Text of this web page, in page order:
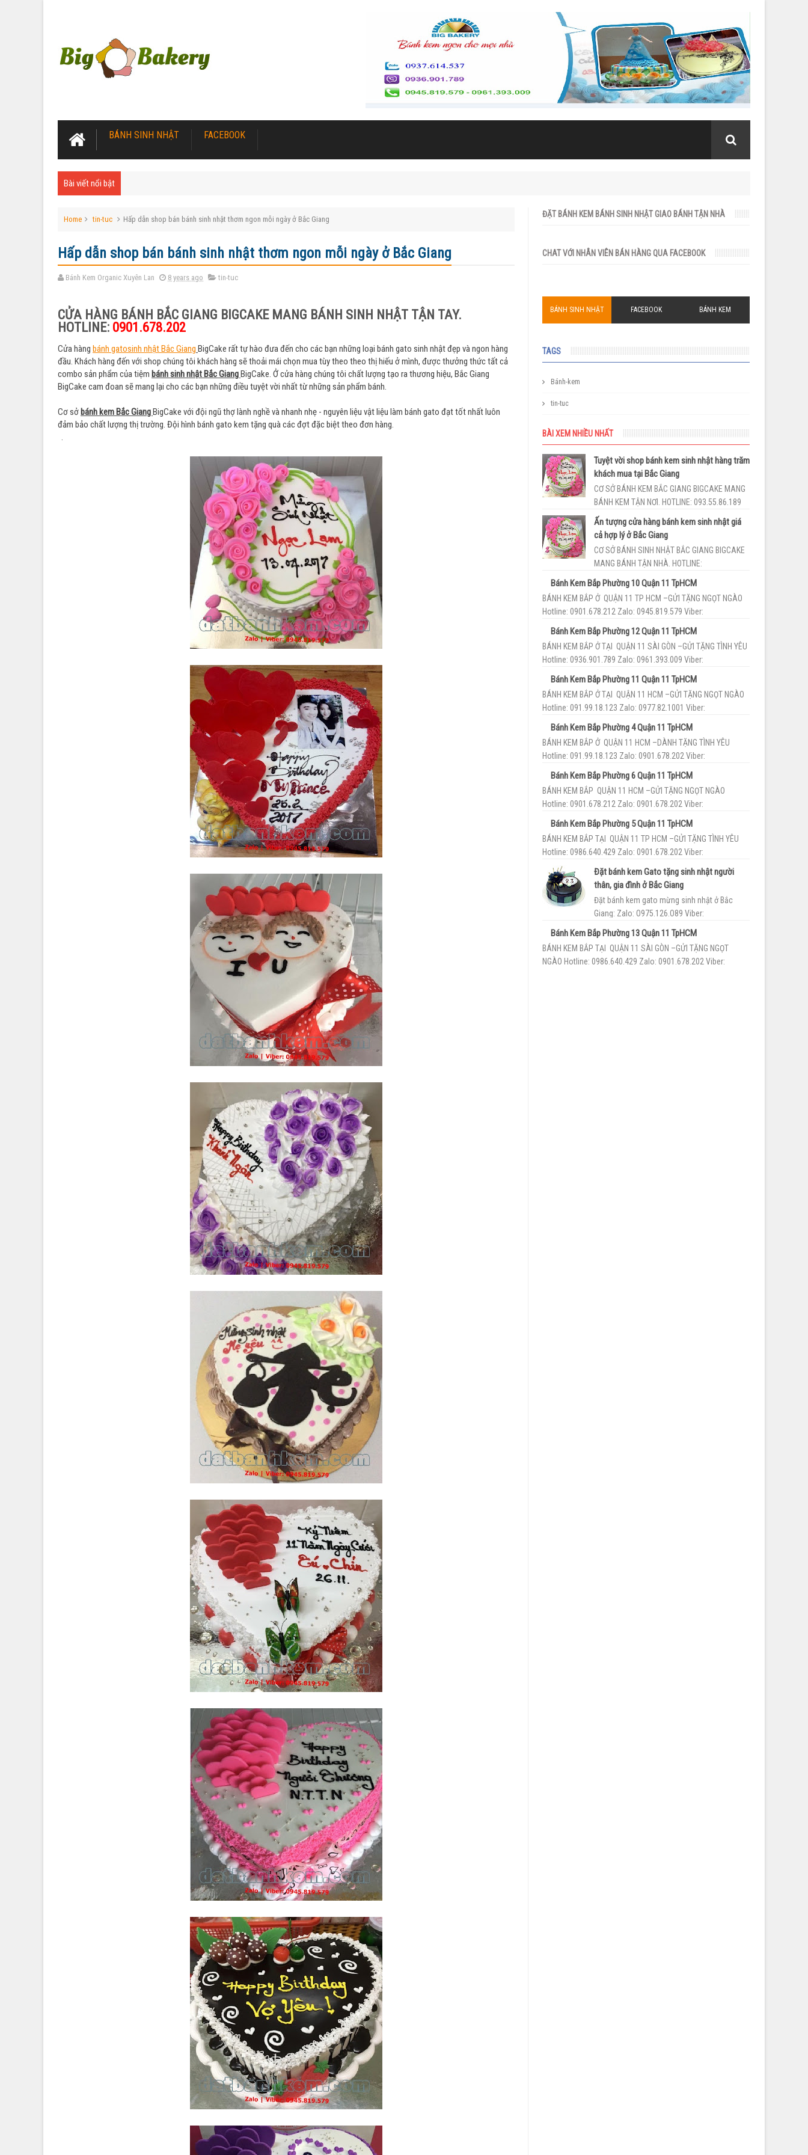
BÁNH SINH NHẬT FACEBOOK
Bài viết nổi bật
Home tin-tuc Hấp dẫn shop bán bánh sinh nhật thơm ngon mỗi ngày ở Bắc Giang
Hấp dẫn shop bán bánh sinh nhật thơm ngon mỗi ngày ở Bắc Giang
Bánh Kem Organic Xuyên Lan 8 years ago tin-tuc
CỬA HÀNG BÁNH BẮC GIANG BIGCAKE MANG BÁNH SINH NHẬT TẬN TAY.
HOTLINE: 0901.678.202
Cửa hàng bánh gatosinh nhật Bắc Giang BigCake rất tự hào đưa đến cho các bạn những loại bánh gato sinh nhật đẹp và ngon hàng
đầu. Khách hàng đến với shop chúng tôi khách hàng sẽ thoải mái chọn mua tùy theo theo thị hiếu ở mình, được thưởng thức tất cả
combo sản phẩm của tiệm bánh sinh nhật Bắc GiangBigCake. Ở cửa hàng chúng tôi chất lượng tạo ra thương hiệu, Bắc Giang
BigCake cam đoan sẽ mang lại cho các bạn những điều tuyệt vời nhất từ những sản phẩm bánh.
Cơ sở bánh kem Bắc GiangBigCake với đội ngũ thợ lành nghề và nhanh nhẹ - nguyên liệu vật liệu làm bánh gato đạt tốt nhất luôn
đảm bảo chất lượng thị trường. Đội hình bánh gato kem tặng quà các đợt đặc biệt theo đơn hàng.
.
ĐẶT BÁNH KEM BÁNH SINH NHẬT GIAO BÁNH TẬN NHÀ
CHAT VỚI NHÂN VIÊN BÁN HÀNG QUA FACEBOOK
BÁNH SINH NHẬT FACEBOOK BÁNH KEM
TAGS
Bánh-kem
tin-tuc
BÀI XEM NHIỀU NHẤT
Tuyệt vời shop bánh kem sinh nhật hàng trăm
khách mua tại Bắc Giang
CƠ SỞ BÁNH KEM BẮC GIANG BIGCAKE MANG
BÁNH KEM TẬN NƠI. HOTLINE: 093.55.86.189
Shop bánh kem BắcGiang BigCake cùng với
phong cách làm...
Ấn tượng cửa hàng bánh kem sinh nhật giá
cả hợp lý ở Bắc Giang
CƠ SỞ BÁNH SINH NHẬT BẮC GIANG BIGCAKE
MANG BÁNH TẬN NHÀ. HOTLINE:
093.55.86.189 Cơ sở bánh sinh nhậtBắc Giang
BigCake với đội ngũ th...
Bánh Kem Bắp Phường 10 Quận 11 TpHCM
BÁNH KEM BẮP Ở QUẬN 11 TP HCM –GỬI TẶNG NGỌT NGÀO
Hotline: 0901.678.212 Zalo: 0945.819.579 Viber:
093.55.86.189 Cửa hàng bán...
Bánh Kem Bắp Phường 12 Quận 11 TpHCM
BÁNH KEM BẮP Ở TẠI QUẬN 11 SÀI GÒN –GỬI TẶNG TÌNH YÊU
Hotline: 0936.901.789 Zalo: 0961.393.009 Viber:
093.55.86.189 Tiệm bán...
Bánh Kem Bắp Phường 11 Quận 11 TpHCM
BÁNH KEM BẮP Ở TẠI QUẬN 11 HCM –GỬI TẶNG NGỌT NGÀO
Hotline: 091.99.18.123 Zalo: 0977.82.1001 Viber:
093.55.86.189 Cửa hàng b...
Bánh Kem Bắp Phường 4 Quận 11 TpHCM
BÁNH KEM BẮP Ở QUẬN 11 HCM –DÀNH TẶNG TÌNH YÊU
Hotline: 091.99.18.123 Zalo: 0901.678.202 Viber:
093.55.86.189 Shop bán bánh ...
Bánh Kem Bắp Phường 6 Quận 11 TpHCM
BÁNH KEM BẮP QUẬN 11 HCM –GỬI TẶNG NGỌT NGÀO
Hotline: 0901.678.212 Zalo: 0901.678.202 Viber:
093.55.86.189 Tiệm bán bánh kem...
Bánh Kem Bắp Phường 5 Quận 11 TpHCM
BÁNH KEM BẮP TẠI QUẬN 11 TP HCM –GỬI TẶNG TÌNH YÊU
Hotline: 0986.640.429 Zalo: 0901.678.202 Viber:
093.55.86.189 Cơ sở bán b...
Đặt bánh kem Gato tặng sinh nhật người
thân, gia đình ở Bắc Giang
Đặt bánh kem gato mừng sinh nhật ở Bắc
Giang: Zalo: O975.126.O89 Viber:
O936.9O.1789 Với phương châm chất lượng là
trên hết Tiệm Bánh ...
Bánh Kem Bắp Phường 13 Quận 11 TpHCM
BÁNH KEM BẮP TẠI QUẬN 11 SÀI GÒN –GỬI TẶNG NGỌT
NGÀO Hotline: 0986.640.429 Zalo: 0901.678.202 Viber: